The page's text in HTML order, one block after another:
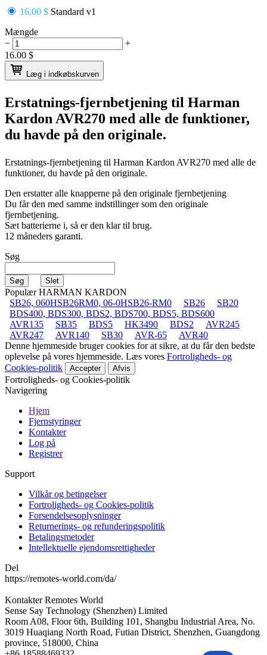
16.00 $ Standard v1
Mængde
−
+
16.00 $
Læg i indkøbskurven
Erstatnings-fjernbetjening til Harman
Kardon AVR270 med alle de funktioner,
du havde på den originale.
Erstatnings-fjernbetjening til Harman Kardon AVR270 med alle de
funktioner, du havde på den originale.
Den erstatter alle knapperne på den originale fjernbetjening
Du får den med samme indstillinger som den originale
fjernbetjening.
Sæt batterierne i, så er den klar til brug.
12 måneders garanti.
Søg
Populær HARMAN KARDON
SB26, 060HSB26RM0, 06-0HSB26-RM0
SB26
SB20
BDS400, BDS300, BDS2, BDS700, BDS5, BDS600
AVR135
SB35 BDS5 HK3490 BDS2
AVR245
AVR247
AVR140 SB30 AVR-65
AVR40
Denne hjemmeside bruger cookies for at sikre, at du får den bedste
oplevelse på vores hjemmeside. Læs vores Fortroligheds- og
Cookies-politik
Accepter Afvis
Fortroligheds- og Cookies-politik
Navigering
Hjem
Fjernstyringer
Kontakter
Log på
Registrer
Support
Vilkår og betingelser
Fortroligheds- og Cookies-politik
Forsendelsesoplysninger
Returnerings- og refunderingspolitik
Betalingsmetoder
Intellektuelle ejendomsrettigheder
Del
https://remotes-world.com/da/
Kontakter Remotes World
Sense Say Technology (Shenzhen) Limited
Room A08, Floor 6th, Building 101, Shangbu Industrial Area, No.
3019 Huaqiang North Road, Futian District, Shenzhen, Guangdong
province, 518000, China